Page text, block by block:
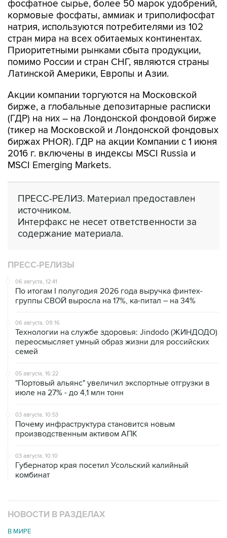
фосфатное сырье, более 50 марок удобрений,
кормовые фосфаты, аммиак и триполифосфат
натрия, используются потребителями из 102
стран мира на всех обитаемых континентах.
Приоритетными рынками сбыта продукции,
помимо России и стран СНГ, являются страны
Латинской Америки, Европы и Азии.
Акции компании торгуются на Московской
бирже, а глобальные депозитарные расписки
(ГДР) на них – на Лондонской фондовой бирже
(тикер на Московской и Лондонской фондовых
биржах PHOR). ГДР на акции Компании с 1 июня
2016 г. включены в индексы MSCI Russia и
MSCI Emerging Markets.
ПРЕСС-РЕЛИЗ. Материал предоставлен
источником.
Интерфакс не несет ответственности за
содержание материала.
ПРЕСС-РЕЛИЗЫ
06 августа, 12:41
По итогам I полугодия 2026 года выручка финтех-
группы СВОЙ выросла на 17%, ка-питал – на 34%
06 августа, 09:16
Технологии на службе здоровья: Jindodo (ЖИНДОДО)
переосмысляет умный образ жизни для российских
семей
05 августа, 16:22
"Портовый альянс" увеличил экспортные отгрузки в
июле на 27% - до 4,1 млн тонн
03 августа, 10:53
Почему инфраструктура становится новым
производственным активом АПК
03 августа, 10:10
Губернатор края посетил Усольский калийный
комбинат
НОВОСТИ В РАЗДЕЛАХ
В МИРЕ